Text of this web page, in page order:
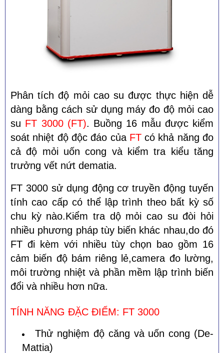
Phân tích độ mỏi cao su được thực hiện dễ
dàng bằng cách sử dụng máy đo độ mỏi cao
su FT 3000 (FT). Buồng 16 mẫu được kiểm
soát nhiệt độ độc đáo củaFT có khả năng đo
cả độ mỏi uốn cong và kiểm tra kiểu tăng
trưởng vết nứt dematia.
FT 3000 sử dụng động cơ truyền động tuyến
tính cao cấp có thể lập trình theo bất kỳ số
chu kỳ nào.Kiểm tra dộ mỏi cao su đòi hỏi
nhiều phương pháp tùy biến khác nhau,do đó
FT đi kèm với nhiều tùy chọn bao gồm 16
cảm biến độ bám riêng lẻ,camera đo lường,
môi trường nhiệt và phần mềm lập trình biến
đổi và nhiều hơn nữa.
TÍNH NĂNG ĐẶC ĐIỂM: FT 3000
Thử nghiệm độ căng và uốn cong (De-
Mattia)